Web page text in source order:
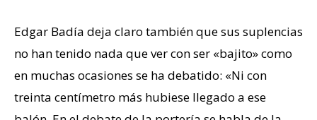
Edgar Badía deja claro también que sus suplencias
no han tenido nada que ver con ser «bajito» como
en muchas ocasiones se ha debatido: «Ni con
treinta centímetro más hubiese llegado a ese